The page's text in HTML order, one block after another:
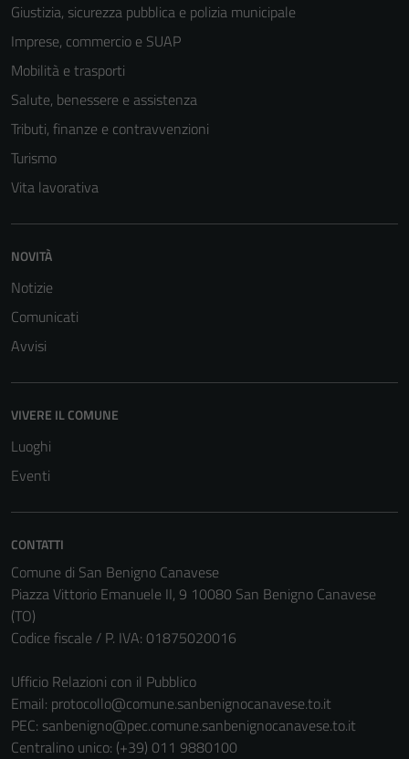
Giustizia, sicurezza pubblica e polizia municipale
Imprese, commercio e SUAP
Mobilità e trasporti
Salute, benessere e assistenza
Tributi, finanze e contravvenzioni
Turismo
Vita lavorativa
NOVITÀ
Notizie
Comunicati
Avvisi
VIVERE IL COMUNE
Luoghi
Eventi
CONTATTI
Comune di San Benigno Canavese
Piazza Vittorio Emanuele II, 9 10080 San Benigno Canavese
(TO)
Codice fiscale / P. IVA: 01875020016
Ufficio Relazioni con il Pubblico
Email: protocollo@comune.sanbenignocanavese.to.it
PEC: sanbenigno@pec.comune.sanbenignocanavese.to.it
Centralino unico: (+39) 011 9880100
sono necessari
essere
disabilitati.